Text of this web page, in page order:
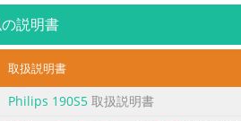
hören!
ジ2に含まれる内容の要旨
Besuchen Sie www.philips.com/
説明書
取扱説明書
Philips 190S5 取扱説明書